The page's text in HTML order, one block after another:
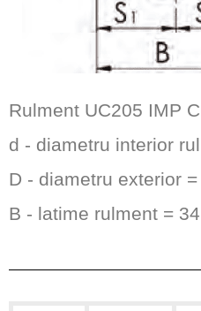
Rulment UC205 IMP
d - diametru interior
D - diametru exterior
B - latime rulment =